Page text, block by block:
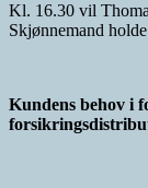
Kl. 16.30 vil
Skjønnemand
Kundens behov i